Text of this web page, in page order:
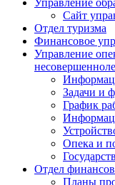
Сайт
Отдел туризма
Финансовое
Управление
Задачи и
График
Опека и
Отдел
Планы